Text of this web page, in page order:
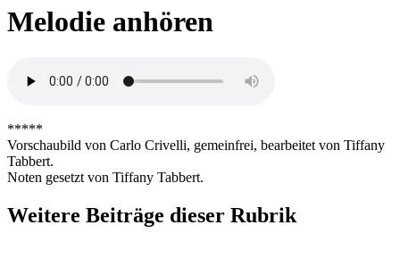
Melodie anhören
*****
Vorschaubild von Carlo Crivelli, gemeinfrei, bearbeitet von Tiffany
Tabbert.
Noten gesetzt von Tiffany Tabbert.
Weitere Beiträge dieser Rubrik